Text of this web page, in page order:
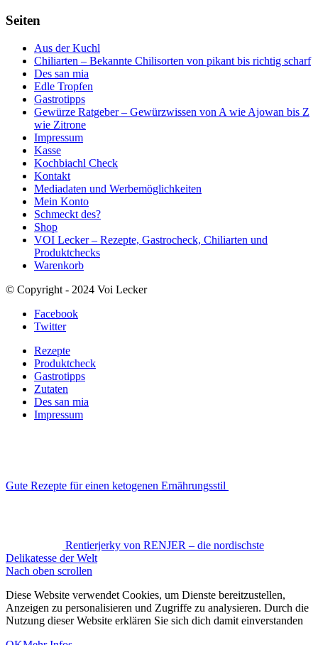
Seiten
Aus der Kuchl
Chiliarten – Bekannte Chilisorten von pikant bis richtig scharf
Des san mia
Edle Tropfen
Gastrotipps
Gewürze Ratgeber – Gewürzwissen von A wie Ajowan bis Z
wie Zitrone
Impressum
Kasse
Kochbiachl Check
Kontakt
Mediadaten und Werbemöglichkeiten
Mein Konto
Schmeckt des?
Shop
VOI Lecker – Rezepte, Gastrocheck, Chiliarten und
Produktchecks
Warenkorb
© Copyright - 2024 Voi Lecker
Facebook
Twitter
Rezepte
Produktcheck
Gastrotipps
Zutaten
Des san mia
Impressum
Gute Rezepte für einen ketogenen Ernährungsstil
Rentierjerky von RENJER – die nordischste
Delikatesse der Welt
Nach oben scrollen
Diese Website verwendet Cookies, um Dienste bereitzustellen,
Anzeigen zu personalisieren und Zugriffe zu analysieren. Durch die
Nutzung dieser Website erklären Sie sich dich damit einverstanden